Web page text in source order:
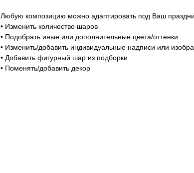
Любую композицию можно адаптировать под Ваш
• Изменить количество шаров
• Подобрать иные или дополнительные цвета/оттенки
• Изменить/добавить индивидуальные надписи или
• Добавить фигурный шар из подборки
• Поменять/добавить декор